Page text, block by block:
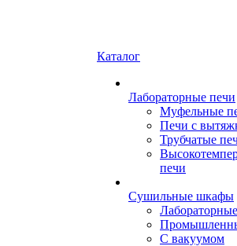
Каталог
Лабораторные печи
Муфельные
Печи с
Трубчатые
печи
Сушильные шкафы
Лабораторные
С вакуумом